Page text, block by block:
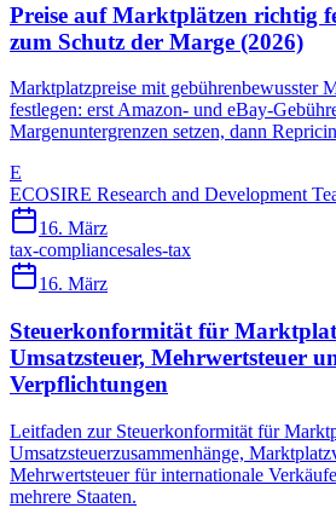
Preise auf Marktplätzen richtig
zum Schutz der Marge (2026)
Marktplatzpreise mit gebührenbewusster
festlegen: erst Amazon- und eBay-
Margenuntergrenzen setzen, dann
E
ECOSIRE Research and Development
16. März
tax-compliancesales-tax
16. März
Steuerkonformität für
Umsatzsteuer, Mehrwertsteuer
Verpflichtungen
Leitfaden zur Steuerkonformität für
Umsatzsteuerzusammenhänge,
Mehrwertsteuer für internationale
mehrere Staaten.